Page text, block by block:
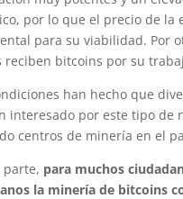
por lo que el precio de la
para su viabilidad. Por
reciben bitcoins por su
han hecho que
interesado por este tipo de
centros de minería en el
parte, para muchos
la minería de bitcoins